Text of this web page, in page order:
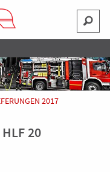
2017
HLF 20